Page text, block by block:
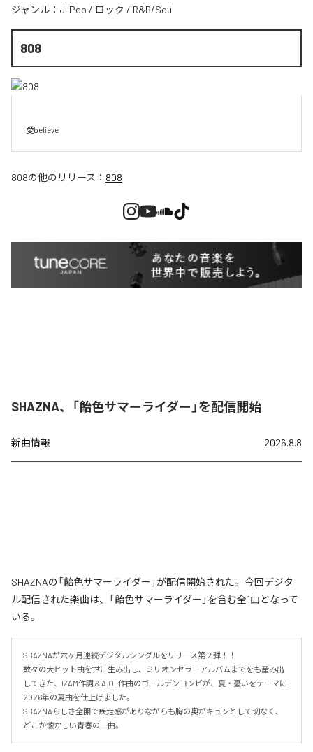
ジャンル： J-Pop / ロック / R&B/Soul
808
愛believe
808の他のリリース： 808
SHAZNA、「飴色サマーライダー」を配信開始
新曲情報 2026.8.8
SHAZNAの「飴色サマーライダー」が配信開始された。今回デジタ
ル配信された楽曲は、「飴色サマーライダー」を含む全1曲となって
いる。
SHAZNAが六ヶ月連続デジタルシングルをリリース第２弾！！
数々の大ヒット曲を世に生み出し、ミリオンセラーアルバムまでをも産み出
してきた、IZAM作詞 & A.O.I作曲のゴールデンコンビが、夏・憂いをテーマに
2026年の夏曲を仕上げました。
SHAZNAらしさ全開で疾走感がありながらも胸の奥がキュンとして切なく、
どこか懐かしい青春の一曲。